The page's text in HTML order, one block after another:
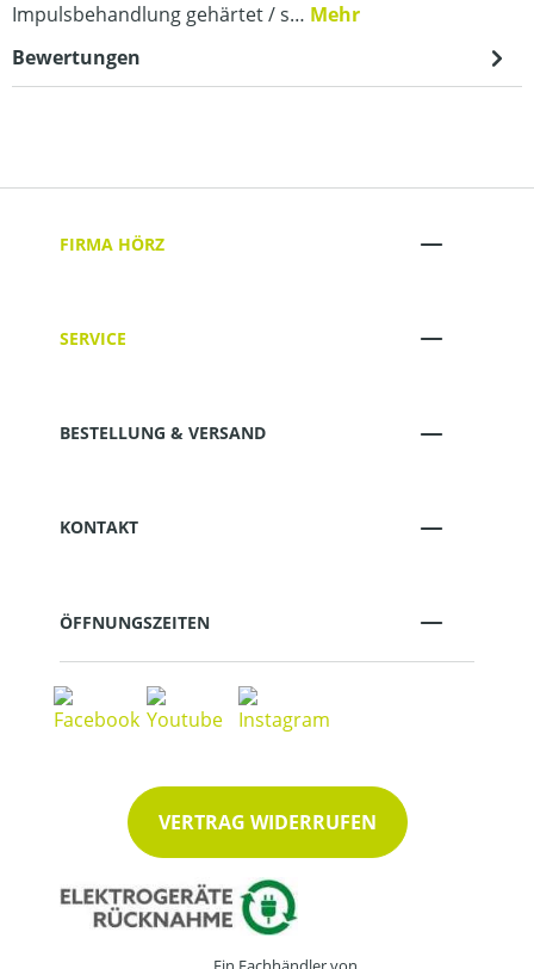
Impulsbehandlung gehärtet / s… Mehr
Bewertungen
FIRMA HÖRZ
SERVICE
BESTELLUNG & VERSAND
KONTAKT
ÖFFNUNGSZEITEN
VERTRAG WIDERRUFEN